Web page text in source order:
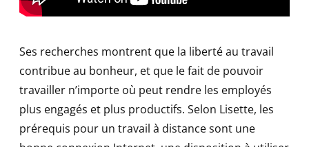
Ses recherches montrent que la liberté au travail
contribue au bonheur, et que le fait de pouvoir
travailler n’importe où peut rendre les employés
plus engagés et plus productifs. Selon Lisette, les
prérequis pour un travail à distance sont une